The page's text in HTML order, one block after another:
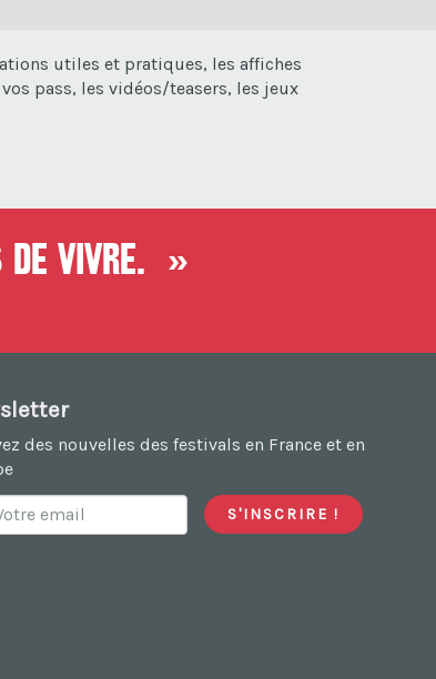
utiles et pratiques, les affiches
pass, les vidéos/teasers, les jeux
de vivre. »
des nouvelles des festivals en France et en